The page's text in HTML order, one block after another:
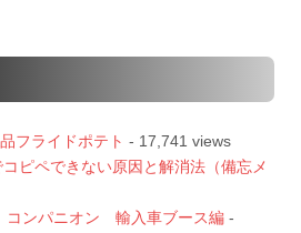
フライドポテト - 17,741 views
ピペできない原因と解消法（備忘メ
ンパニオン 輸入車ブース編 -